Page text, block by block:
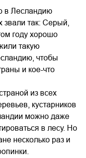
в Лесландию
звали так: Серый,
году хорошо
такую
чтобы
и кое-что
из всех
кустарников
можно даже
в лесу. Но
несколько раз и